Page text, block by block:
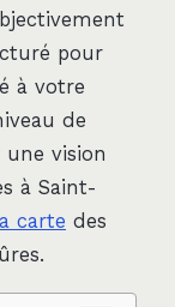
pour
à votre
de
vision
à Saint-
carte des